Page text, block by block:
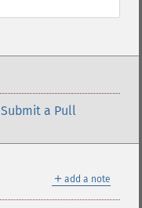
Submit a Pull
＋ add a note